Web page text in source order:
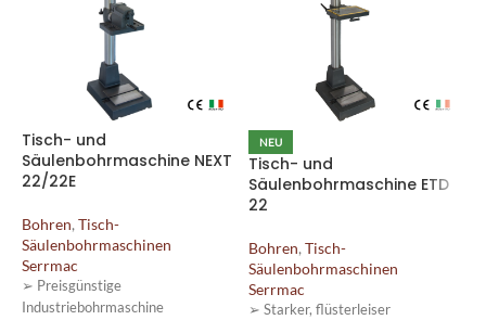
Tisch- und
Säulenbohrmaschine NEXT
22/22E
Bohren, Tisch-
Säulenbohrmaschinen
Serrmac
➢ Preisgünstige
Industriebohrmaschine
NEU
Tisch- und
Säulenbohrmaschine ETD
22
Bohren, Tisch-
Säulenbohrmaschinen
Serrmac
➢ Starker, flüsterleiser